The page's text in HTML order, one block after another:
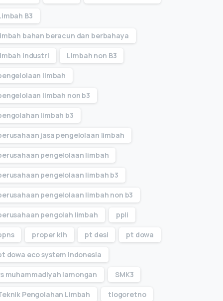
B3
bahan beracun dan berbahaya
industri Limbah non B3
limbah
limbah non b3
limbah b3
jasa pengelolaan limbah
pengelolaan limbah
pengelolaan limbah b3
pengelolaan limbah non b3
pengolah limbah ppli
proper klh pt desi pt dowa
dowa eco system Indonesia
muhammadiyah lamongan SMK3
Pengolahan Limbah tlogoretno